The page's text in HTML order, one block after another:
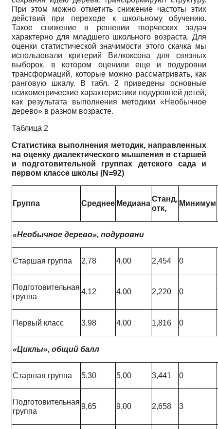
При этом можно отметить снижение частоты этих
действий при переходе к школьному обучению.
Такое снижение в решении творческих задач
характерно для младшего школьного возраста. Для
оценки статистической значимости этого скачка мы
использовали критерий Вилкоксона для связных
выборок, в котором оценили еще и подуровни
трансформаций, которые можно рассматривать, как
ранговую шкалу. В табл. 2 приведены основные
психометрические характеристики подуровней детей,
как результата выполнения методики «Необычное
дерево» в разном возрасте.
Таблица 2
Статистика выполнения методик, направленных
на оценку диалектического мышления в старшей
и подготовительной группах детского сада и
первом классе школы (N=92)
Группа Среднее Медиана
Станд,
отк,
Минимум
«Необычное дерево», подуровни
Старшая группа 2,78 4,00 2,454 0
Подготовительная
группа
4,12 4,00 2,220 0
Первый класс 3,98 4,00 1,816 0
«Циклы», общий балл
Старшая группа 5,30 5,00 3,441 0
Подготовительная
группа
9,65 9,00 2,658 3